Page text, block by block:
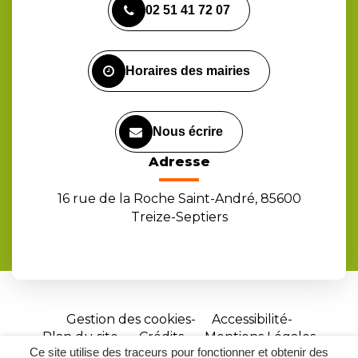
Ce site utilise des traceurs pour fonctionner et obtenir des
le
compte
le
compte
la
chaîne
02 51 41 72 07
Horaires des mairies
Nous écrire
Adresse
16 rue de la Roche Saint-André, 85600
Treize-Septiers
Gestion des cookies
Accessibilité
Plan du site
Crédits Mentions Légales